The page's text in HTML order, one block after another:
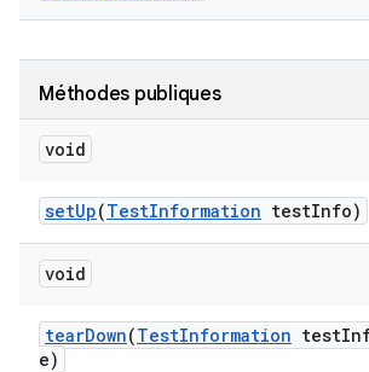
Méthodes publiques
void
setUp(TestInformation testInfo)
void
tearDown(TestInformation test
e)